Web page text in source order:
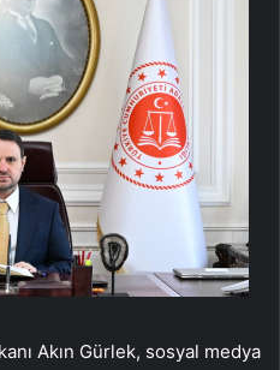
Akın Gürlek, sosyal medya